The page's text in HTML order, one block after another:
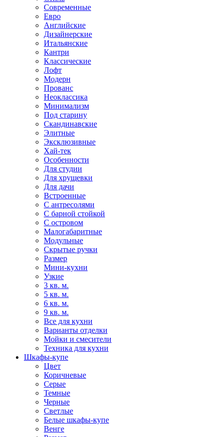
Современные
Евро
Английские
Дизайнерские
Итальянские
Кантри
Классические
Лофт
Модерн
Прованс
Неоклассика
Минимализм
Под старину
Скандинавские
Элитные
Эксклюзивные
Хай-тек
Особенности
Для студии
Для хрущевки
Для дачи
Встроенные
С антресолями
С барной стойкой
С островом
Малогабаритные
Модульные
Скрытые ручки
Размер
Мини-кухни
Узкие
3 кв. м.
5 кв. м.
6 кв. м.
9 кв. м.
Все для кухни
Варианты отделки
Мойки и смесители
Техника для кухни
Шкафы-купе
Цвет
Коричневые
Серые
Темные
Черные
Светлые
Белые шкафы-купе
Венге